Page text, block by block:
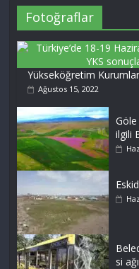
Fotoğraflar
Yükseköğretim Kurumları
Ağustos 15, 2022
ilgili
si